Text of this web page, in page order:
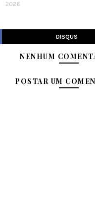
2026
DISQUS
NENHUM
POSTAR UM